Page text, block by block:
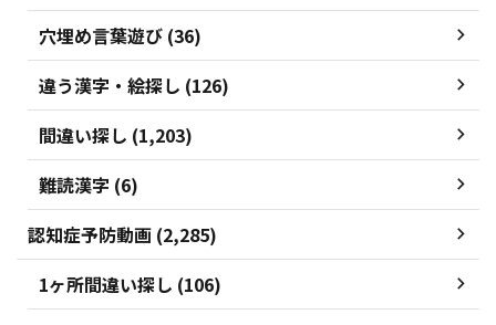
穴埋め言葉遊び (36)
違う漢字・絵探し (126)
間違い探し (1,203)
難読漢字 (6)
認知症予防動画 (2,285)
1ヶ所間違い探し (106)